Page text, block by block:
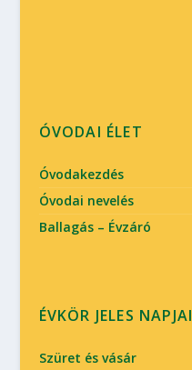
ÓVODAI ÉLET
Óvodakezdés
Óvodai nevelés
Ballagás – Évzáró
ÉVKÖR JELES NAPJAI
Szüret és vásár